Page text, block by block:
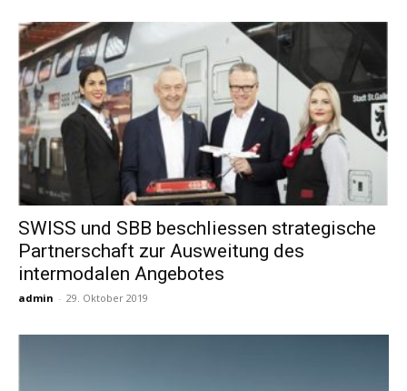
SWISS und SBB beschliessen strategische
Partnerschaft zur Ausweitung des
intermodalen Angebotes
admin - 29. Oktober 2019